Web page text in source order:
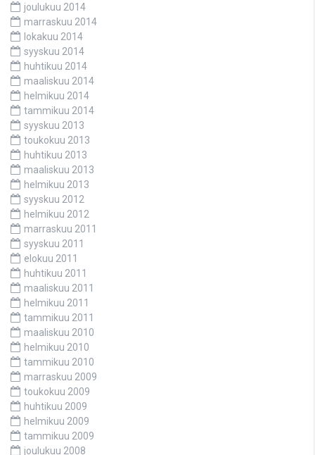
joulukuu 2014
marraskuu 2014
lokakuu 2014
syyskuu 2014
huhtikuu 2014
maaliskuu 2014
helmikuu 2014
tammikuu 2014
syyskuu 2013
toukokuu 2013
huhtikuu 2013
maaliskuu 2013
helmikuu 2013
syyskuu 2012
helmikuu 2012
marraskuu 2011
syyskuu 2011
elokuu 2011
huhtikuu 2011
maaliskuu 2011
helmikuu 2011
tammikuu 2011
maaliskuu 2010
helmikuu 2010
tammikuu 2010
marraskuu 2009
toukokuu 2009
huhtikuu 2009
helmikuu 2009
tammikuu 2009
joulukuu 2008